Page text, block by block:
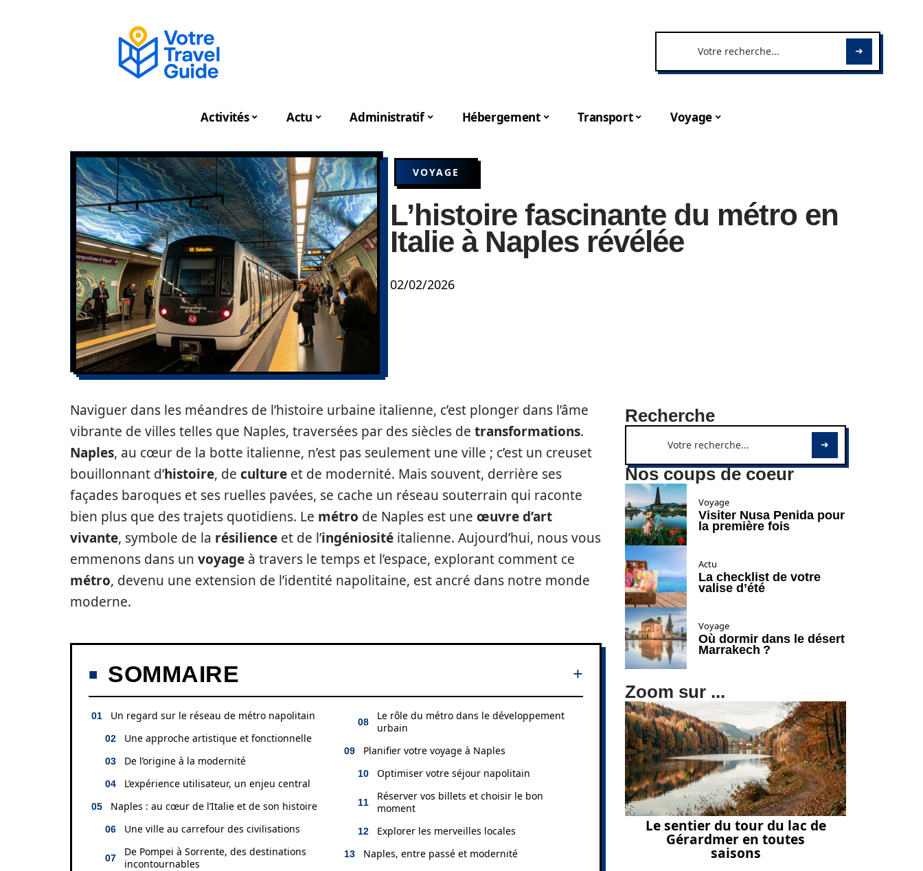
Activités Actu Administratif Hébergement Transport Voyage
VOYAGE
L’histoire fascinante du métro en
Italie à Naples révélée
02/02/2026
Naviguer dans les méandres de l’histoire urbaine italienne, c’est plonger dans l’âme
vibrante de villes telles que Naples, traversées par des siècles de transformations.
Naples, au cœur de la botte italienne, n’est pas seulement une ville ; c’est un creuset
bouillonnant d’histoire, de culture et de modernité. Mais souvent, derrière ses
façades baroques et ses ruelles pavées, se cache un réseau souterrain qui raconte
bien plus que des trajets quotidiens. Le métro de Naples est une œuvre d’art
vivante, symbole de la résilience et de l’ingéniosité italienne. Aujourd’hui, nous vous
emmenons dans un voyage à travers le temps et l’espace, explorant comment ce
métro, devenu une extension de l’identité napolitaine, est ancré dans notre monde
moderne.
SOMMAIRE
Un regard sur le réseau de métro napolitain
Une approche artistique et fonctionnelle
De l’origine à la modernité
L’expérience utilisateur, un enjeu central
Naples : au cœur de l’Italie et de son histoire
Une ville au carrefour des civilisations
De Pompei à Sorrente, des destinations
incontournables
Le rôle du métro dans le développement
urbain
Planifier votre voyage à Naples
Optimiser votre séjour napolitain
Réserver vos billets et choisir le bon
moment
Explorer les merveilles locales
Naples, entre passé et modernité
Recherche
Nos coups de coeur
Voyage
Visiter Nusa Penida pour
la première fois
Actu
La checklist de votre
valise d’été
Voyage
Où dormir dans le désert
Marrakech ?
Zoom sur ...
Le sentier du tour du lac de
Gérardmer en toutes
saisons